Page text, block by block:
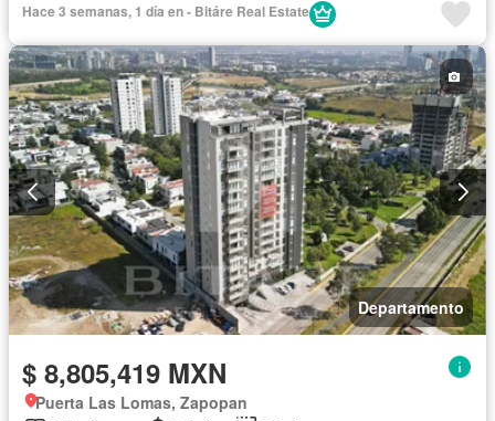
Hace 3 semanas, 1 día en - Bitáre Real Estate
Departamento
$ 8,805,419 MXN
Puerta Las Lomas, Zapopan